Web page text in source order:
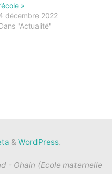
»
décembre 2022
"Actualité"
& WordPress.
- Ohain (Ecole maternelle